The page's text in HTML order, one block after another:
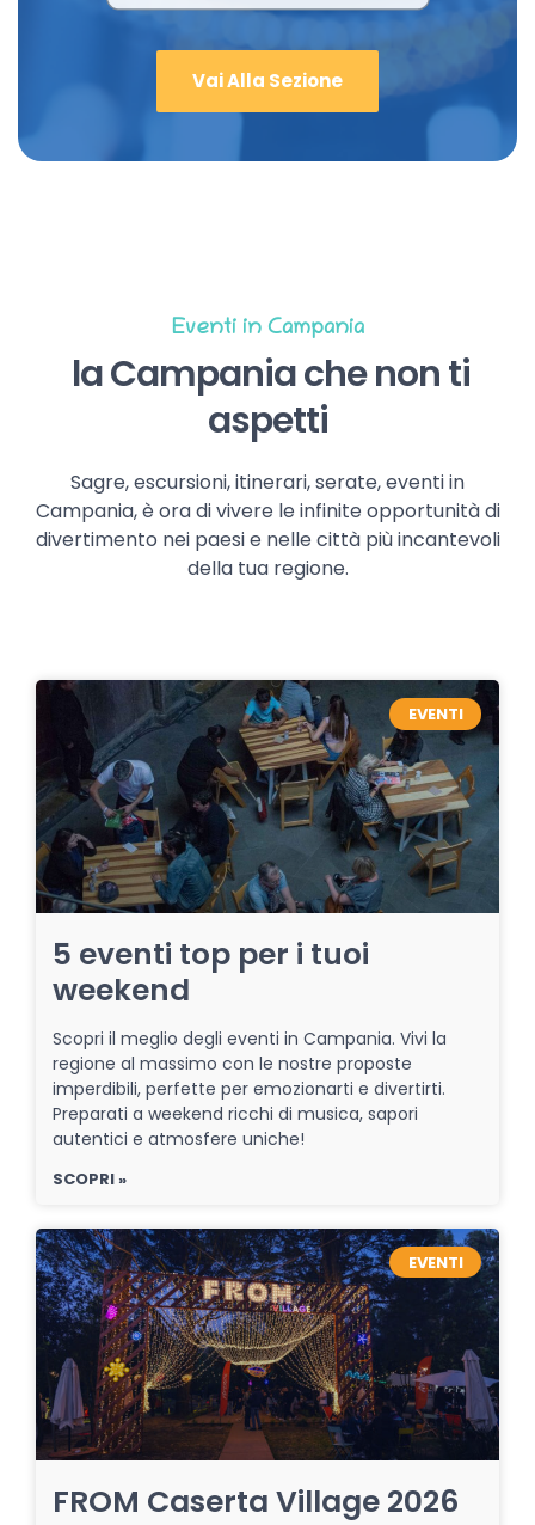
Vai Alla Sezione
Eventi in Campania
la Campania che non ti
aspetti
Sagre, escursioni, itinerari, serate, eventi in
Campania, è ora di vivere le infinite opportunità di
divertimento nei paesi e nelle città più incantevoli
della tua regione.
EVENTI
5 eventi top per i tuoi
weekend
Scopri il meglio degli eventi in Campania. Vivi la
regione al massimo con le nostre proposte
imperdibili, perfette per emozionarti e divertirti.
Preparati a weekend ricchi di musica, sapori
autentici e atmosfere uniche!
SCOPRI »
EVENTI
FROM Caserta Village 2026